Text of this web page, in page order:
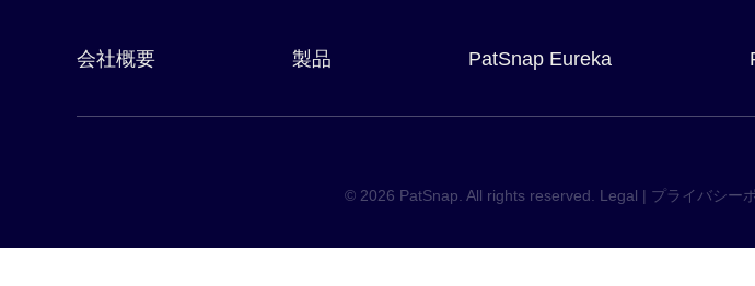
会社概要 製品 PatSnap Eureka
© 2026 PatSnap. All rights reserved. Legal | プライバシー